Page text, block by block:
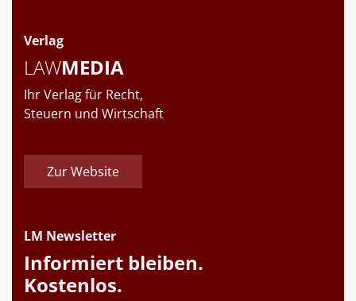
Verlag
LAWMEDIA
Ihr Verlag für Recht,
Steuern und Wirtschaft
Zur Website
LM Newsletter
Informiert bleiben.
Kostenlos.